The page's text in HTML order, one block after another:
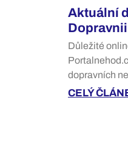
Aktuální
Důležité
dopravních
CELÝ